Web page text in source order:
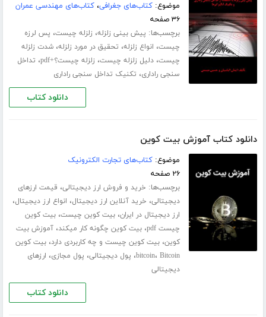
موضوع:کتاب‌های جغرافی،کتاب‌های مهندسی عمران
۳۶ صفحه
برچسب‌ها: پیش بینی زلزله، زلزله چیست، پس لرزه
چیست، انواع زلزله، تحقیق در مورد زلزله،شدت زلزله
چیست،دلیل زلزله چیست، زلزله چیست؟+pdf ، تداخل
سنجی راداری، تکنیک تداخل سنجی راداری
دانلود کتاب
دانلود کتاب آموزش بیت کوین
موضوع:کتاب‌های تجارت الکترونیک
۲۶ صفحه
برچسب‌ها: خرید و فروش ارز دیجیتالی، قیمت ارزهای
دیجیتالی، خرید آنلاین ارز دیجیتال، انواع ارز دیجیتال،
ارز دیجیتال در ایران،بیت کوین چیست،بیت کوین
چیست pdf
،بیت کوین چگونه کار میکند،آموزش بیت
کوین،بیت کوین چیست و چه کاربردی دارد،بیت کوین
bitcoin، Bitcoin ، پول دیجیتالی، پول مجازی، ارزهای
دیجیتالی
دانلود کتاب